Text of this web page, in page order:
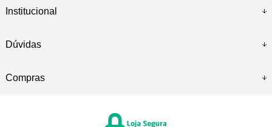
Institucional
Dúvidas
Compras